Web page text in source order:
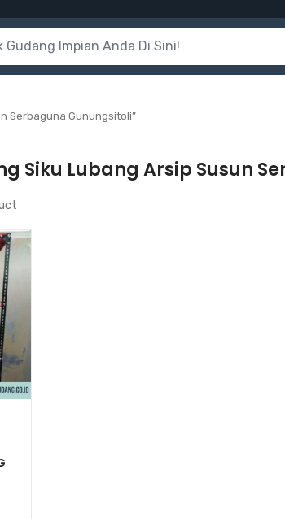
Serbaguna Gunungsitoli”
Siku Lubang Arsip Susun